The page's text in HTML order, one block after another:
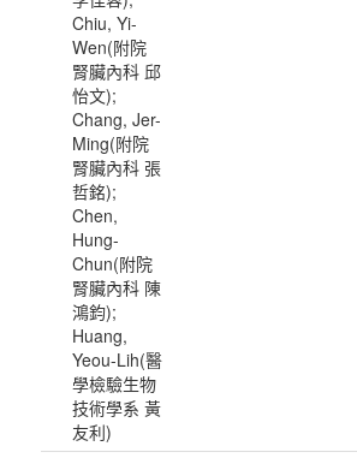
Chiu, Yi-
Wen(附院
腎臟內科 邱
怡文);
Chang, Jer-
Ming(附院
腎臟內科 張
哲銘);
Chen,
Hung-
Chun(附院
腎臟內科 陳
鴻鈞);
Huang,
Yeou-Lih(醫
學檢驗生物
技術學系 黃
友利)